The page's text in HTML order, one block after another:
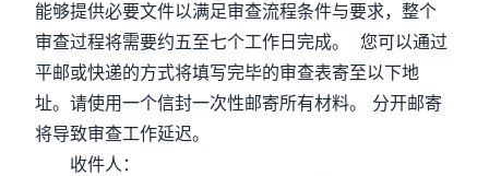
能够提供必要文件以满足审查流程条件与要求，整个
审查过程将需要约五至七个工作日完成。 您可以通过
平邮或快递的方式将填写完毕的审查表寄至以下地
址。请使用一个信封一次性邮寄所有材料。 分开邮寄
将导致审查工作延迟。
收件人：